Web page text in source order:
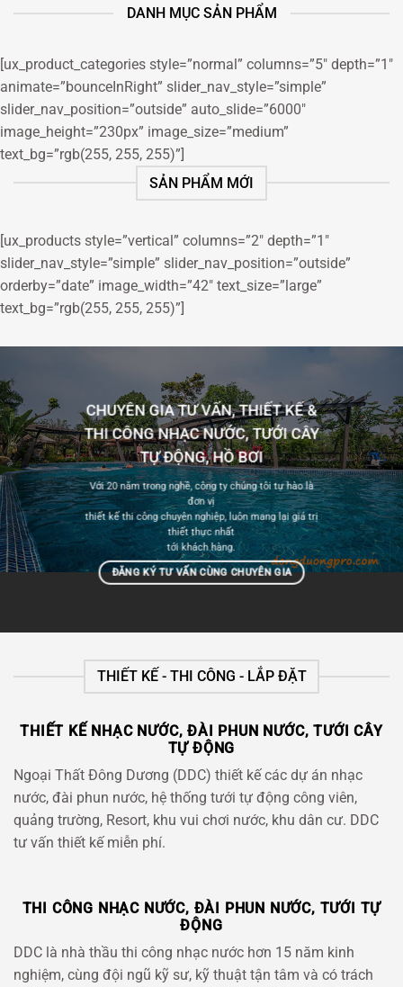
DANH MỤC SẢN PHẨM
[ux_product_categories style=”normal” columns=”5″ depth=”1″
animate=”bounceInRight” slider_nav_style=”simple”
slider_nav_position=”outside” auto_slide=”6000″
image_height=”230px” image_size=”medium”
text_bg=”rgb(255, 255, 255)”]
SẢN PHẨM MỚI
[ux_products style=”vertical” columns=”2″ depth=”1″
slider_nav_style=”simple” slider_nav_position=”outside”
orderby=”date” image_width=”42″ text_size=”large”
text_bg=”rgb(255, 255, 255)”]
CHUYÊN GIA TƯ VẤN, THIẾT KẾ &
THI CÔNG NHẠC NƯỚC, TƯỚI CÂY
TỰ ĐỘNG, HỒ BƠI
Với 20 năm trong nghề, công ty chúng tôi tự hào là
đơn vị
thiết kế thi công chuyên nghiệp, luôn mang lại giá trị
thiết thực nhất
tới khách hàng.
ĐĂNG KÝ TƯ VẤN CÙNG CHUYÊN GIA
THIẾT KẾ - THI CÔNG - LẮP ĐẶT
THIẾT KẾ NHẠC NƯỚC, ĐÀI PHUN NƯỚC, TƯỚI CÂY
TỰ ĐỘNG
Ngoại Thất Đông Dương (DDC) thiết kế các dự án nhạc
nước, đài phun nước, hệ thống tưới tự động công viên,
quảng trường, Resort, khu vui chơi nước, khu dân cư. DDC
tư vấn thiết kế miễn phí.
THI CÔNG NHẠC NƯỚC, ĐÀI PHUN NƯỚC, TƯỚI TỰ
ĐỘNG
DDC là nhà thầu thi công nhạc nước hơn 15 năm kinh
nghiệm, cùng đội ngũ kỹ sư, kỹ thuật tận tâm và có trách